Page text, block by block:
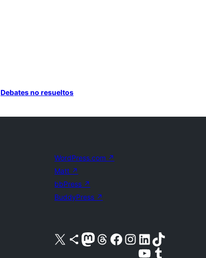
Debates no resueltos
WordPress.com ↗
Matt ↗
bbPress ↗
BuddyPress ↗
Visita nuestra cuenta de X (anteriormente Twitter)
Visita nuestra cuenta de Bluesky
Visita nuestra cuenta de Mastodon
Visita nuestra cuenta de Threads
Visita nuestra página de Facebook
Visita nuestra cuenta de Instagram
Visita nuestra cuenta de LinkedIn
Visita nuestra cuenta de TikTok
Visita nuestro canal de YouTube
Visita nuestra cuenta de Tumblr